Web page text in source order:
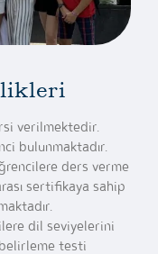
verilmektedir.
bulunmaktadır.
ders verme
sertifikaya sahip
dil seviyelerini
testi